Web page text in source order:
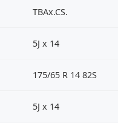
TBAx.CS.
5J x 14
175/65 R 14 82S
5J x 14